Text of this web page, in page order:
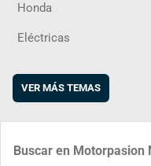
Honda
Eléctricas
VER MÁS TEMAS